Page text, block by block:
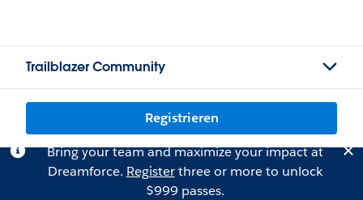
Trailblazer Community
Registrieren
Bring your team and maximize your impact at
Dreamforce. Registerthree or more to unlock
$999 passes.